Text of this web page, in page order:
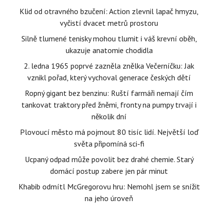
Klid od otravného bzučení: Action zlevnil lapač hmyzu,
vyčistí dvacet metrů prostoru
Silně tlumené tenisky mohou tlumit i váš krevní oběh,
ukazuje anatomie chodidla
2. ledna 1965 poprvé zazněla znělka Večerníčku: Jak
vznikl pořad, který vychoval generace českých dětí
Ropný gigant bez benzinu: Ruští farmáři nemají čím
tankovat traktory před žněmi, fronty na pumpy trvají i
několik dní
Plovoucí město má pojmout 80 tisíc lidí. Největší loď
světa připomíná sci-fi
Ucpaný odpad může povolit bez drahé chemie. Starý
domácí postup zabere jen pár minut
Khabib odmítl McGregorovu hru: Nemohl jsem se snížit
na jeho úroveň